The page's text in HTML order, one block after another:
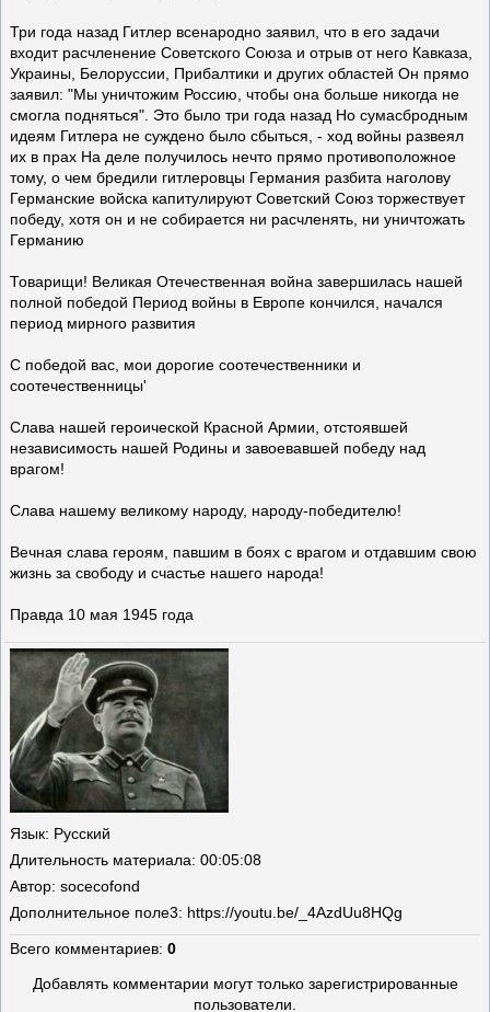
Три года назад Гитлер всенародно заявил, что в его задачи
входит расчленение Советского Союза и отрыв от него Кавказа,
Украины, Белоруссии, Прибалтики и других областей Он прямо
заявил: "Мы уничтожим Россию, чтобы она больше никогда не
смогла подняться". Это было три года назад Но сумасбродным
идеям Гитлера не суждено было сбыться, - ход войны развеял
их в прах На деле получилось нечто прямо противоположное
тому, о чем бредили гитлеровцы Германия разбита наголову
Германские войска капитулируют Советский Союз торжествует
победу, хотя он и не собирается ни расчленять, ни уничтожать
Германию
Товарищи! Великая Отечественная война завершилась нашей
полной победой Период войны в Европе кончился, начался
период мирного развития
С победой вас, мои дорогие соотечественники и
соотечественницы'
Слава нашей героической Красной Армии, отстоявшей
независимость нашей Родины и завоевавшей победу над
врагом!
Слава нашему великому народу, народу-победителю!
Вечная слава героям, павшим в боях с врагом и отдавшим свою
жизнь за свободу и счастье нашего народа!
Правда 10 мая 1945 года
Язык: Русский
Длительность материала: 00:05:08
Автор: socecofond
Дополнительное поле3: https://youtu.be/_4AzdUu8HQg
Всего комментариев: 0
Добавлять комментарии могут только зарегистрированные
пользователи.